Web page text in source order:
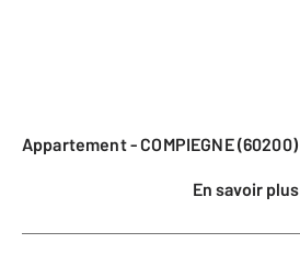
Appartement - COMPIEGNE (60200)
En savoir plus